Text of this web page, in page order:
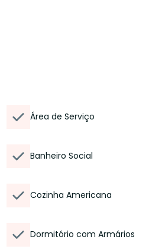
Área de Serviço
Banheiro Social
Cozinha Americana
Dormitório com Armários